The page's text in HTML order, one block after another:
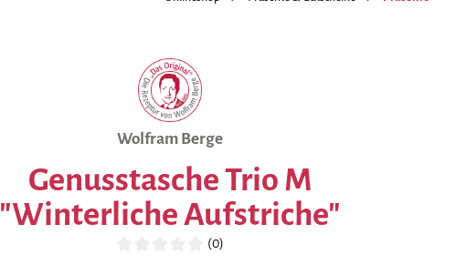
Wolfram Berge
Genusstasche Trio M
"Winterliche Aufstriche"
(0)